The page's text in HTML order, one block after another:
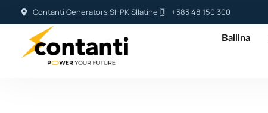
Contanti Generators SHPK Sllatine +383 48 150 300
Ballina